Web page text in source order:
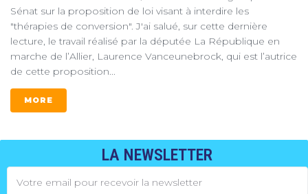
Sénat sur la proposition de loi visant à interdire les
"thérapies de conversion". J'ai salué, sur cette dernière
lecture, le travail réalisé par la députée La République en
marche de l’Allier, Laurence Vanceunebrock, qui est l’autrice
de cette proposition...
MORE
LA NEWSLETTER